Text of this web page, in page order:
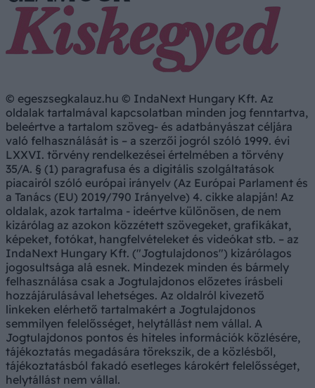
© egeszsegkalauz.hu © IndaNext Hungary Kft. Az
oldalak tartalmával kapcsolatban minden jog fenntartva,
beleértve a tartalom szöveg- és adatbányászat céljára
való felhasználását is – a szerzői jogról szóló 1999. évi
LXXVI. törvény rendelkezései értelmében a törvény
35/A. § (1) paragrafusa és a digitális szolgáltatások
piacairól szóló európai irányelv (Az Európai Parlament és
a Tanács (EU) 2019/790 Irányelve) 4. cikke alapján! Az
oldalak, azok tartalma - ideértve különösen, de nem
kizárólag az azokon közzétett szövegeket, grafikákat,
képeket, fotókat, hangfelvételeket és videókat stb. – az
IndaNext Hungary Kft. ("Jogtulajdonos") kizárólagos
jogosultsága alá esnek. Mindezek minden és bármely
felhasználása csak a Jogtulajdonos előzetes írásbeli
hozzájárulásával lehetséges. Az oldalról kivezető
linkeken elérhető tartalmakért a Jogtulajdonos
semmilyen felelősséget, helytállást nem vállal. A
Jogtulajdonos pontos és hiteles információk közlésére,
tájékoztatás megadására törekszik, de a közlésből,
tájékoztatásból fakadó esetleges károkért felelősséget,
helytállást nem vállal.